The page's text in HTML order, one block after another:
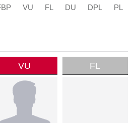
VU FL DU DPL PL
VU FL